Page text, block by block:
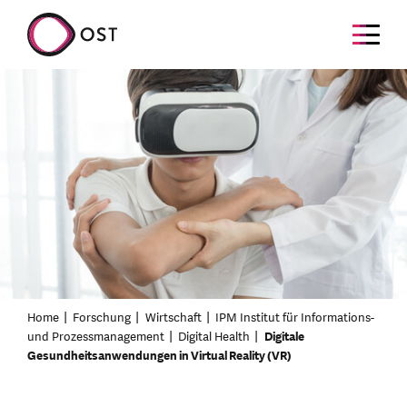
Home Forschung Wirtschaft
IPM Institut für Informations-
und Prozessmanagement
Digital Health
Digitale
Gesundheitsanwendungen in Virtual Reality (VR)